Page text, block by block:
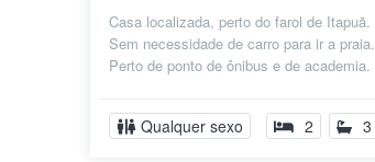
Casa localizada, perto do farol de Itapuã.
Sem necessidade de carro para ir a praia.
Perto de ponto de ônibus e de academia.
Qualquer sexo 2 3